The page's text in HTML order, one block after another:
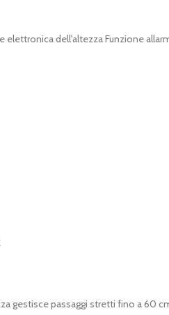
dell'altezza Funzione
gestisce passaggi stretti fino a 60